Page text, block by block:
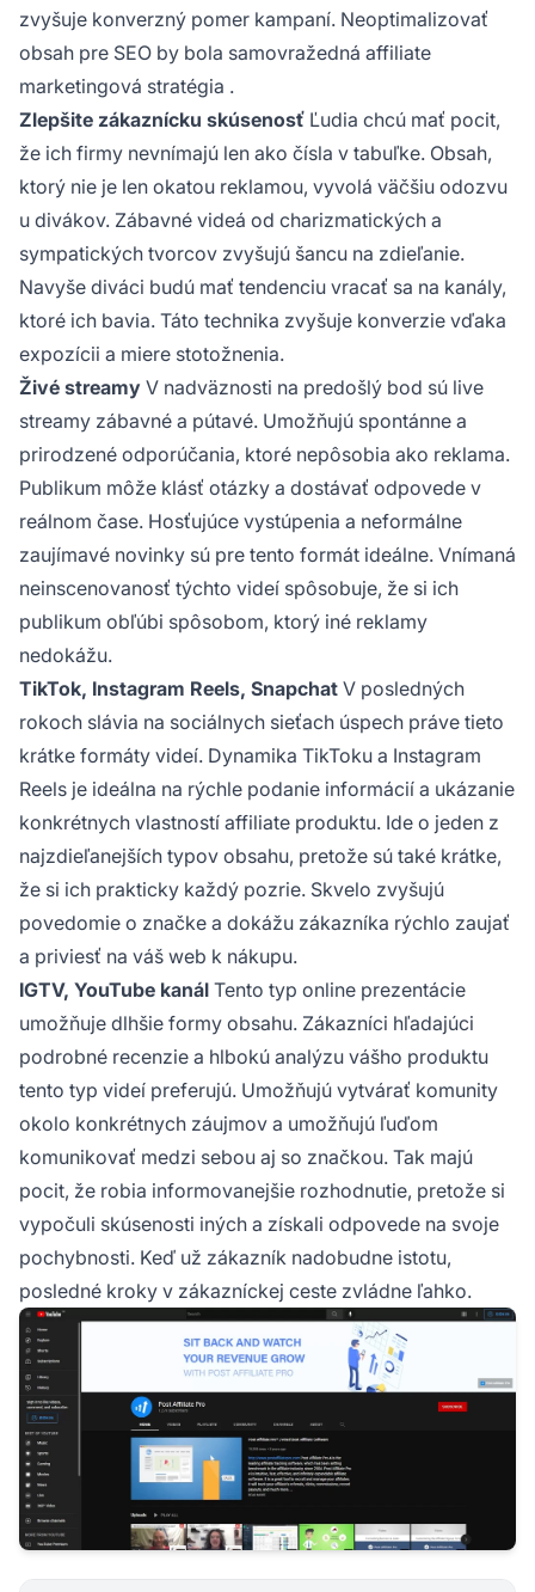
zvyšuje konverzný pomer kampaní. Neoptimalizovať
obsah pre SEO by bola samovražedná affiliate
marketingová stratégia .
Zlepšite zákaznícku skúsenosť Ľudia chcú mať pocit,
že ich firmy nevnímajú len ako čísla v tabuľke. Obsah,
ktorý nie je len okatou reklamou, vyvolá väčšiu odozvu
u divákov. Zábavné videá od charizmatických a
sympatických tvorcov zvyšujú šancu na zdieľanie.
Navyše diváci budú mať tendenciu vracať sa na kanály,
ktoré ich bavia. Táto technika zvyšuje konverzie vďaka
expozícii a miere stotožnenia.
Živé streamy V nadväznosti na predošlý bod sú live
streamy zábavné a pútavé. Umožňujú spontánne a
prirodzené odporúčania, ktoré nepôsobia ako reklama.
Publikum môže klásť otázky a dostávať odpovede v
reálnom čase. Hosťujúce vystúpenia a neformálne
zaujímavé novinky sú pre tento formát ideálne. Vnímaná
neinscenovanosť týchto videí spôsobuje, že si ich
publikum obľúbi spôsobom, ktorý iné reklamy
nedokážu.
TikTok, Instagram Reels, Snapchat V posledných
rokoch slávia na sociálnych sieťach úspech práve tieto
krátke formáty videí. Dynamika TikToku a Instagram
Reels je ideálna na rýchle podanie informácií a ukázanie
konkrétnych vlastností affiliate produktu. Ide o jeden z
najzdieľanejších typov obsahu, pretože sú také krátke,
že si ich prakticky každý pozrie. Skvelo zvyšujú
povedomie o značke a dokážu zákazníka rýchlo zaujať
a priviesť na váš web k nákupu.
IGTV, YouTube kanál Tento typ online prezentácie
umožňuje dlhšie formy obsahu. Zákazníci hľadajúci
podrobné recenzie a hlbokú analýzu vášho produktu
tento typ videí preferujú. Umožňujú vytvárať komunity
okolo konkrétnych záujmov a umožňujú ľuďom
komunikovať medzi sebou aj so značkou. Tak majú
pocit, že robia informovanejšie rozhodnutie, pretože si
vypočuli skúsenosti iných a získali odpovede na svoje
pochybnosti. Keď už zákazník nadobudne istotu,
posledné kroky v zákazníckej ceste zvládne ľahko.